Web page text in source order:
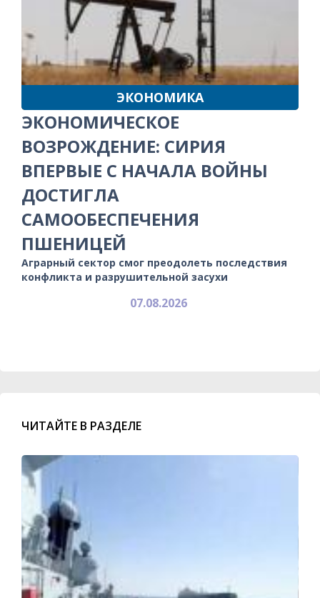
ЭКОНОМИКА
ЭКОНОМИЧЕСКОЕ
ВОЗРОЖДЕНИЕ: СИРИЯ
ВПЕРВЫЕ С НАЧАЛА ВОЙНЫ
ДОСТИГЛА
САМООБЕСПЕЧЕНИЯ
ПШЕНИЦЕЙ
Аграрный сектор смог преодолеть последствия
конфликта и разрушительной засухи
07.08.2026
ЧИТАЙТЕ В РАЗДЕЛЕ